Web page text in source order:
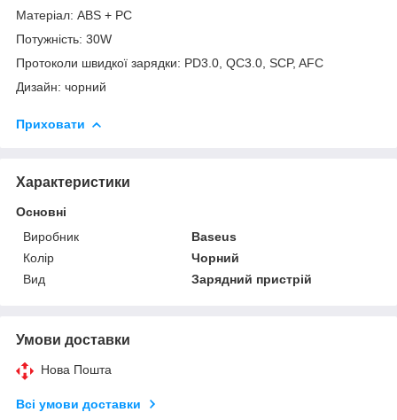
Матеріал: ABS + PC
Потужність: 30W
Протоколи швидкої зарядки: PD3.0, QC3.0, SCP, AFC
Дизайн: чорний
Приховати
Характеристики
Основні
Виробник
Baseus
Колір
Чорний
Вид
Зарядний пристрій
Умови доставки
Нова Пошта
Всі умови доставки